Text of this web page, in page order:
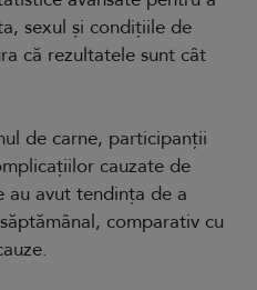
sexul și condițiile de
că rezultatele sunt cât
de carne, participanții
cauzate de
au avut tendința de a
comparativ cu